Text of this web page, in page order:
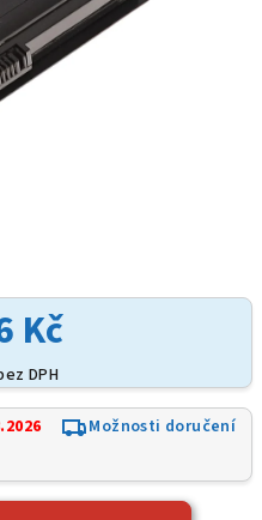
Kč
DPH
Možnosti doručení